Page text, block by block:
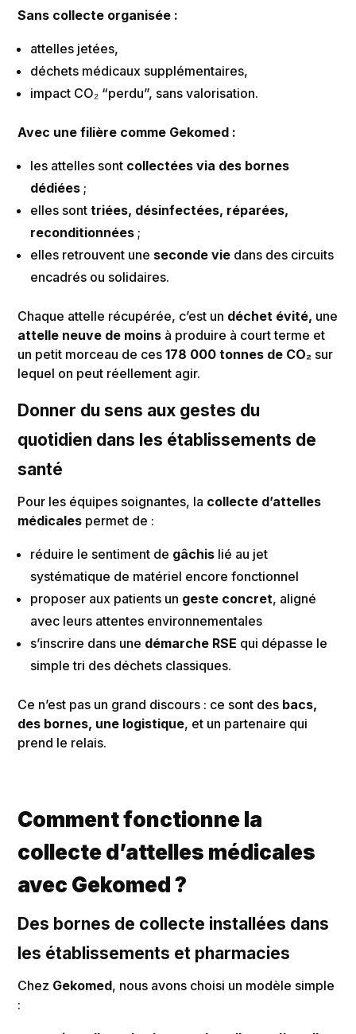
Sans collecte organisée :
attelles jetées,
déchets médicaux supplémentaires,
impact CO₂ “perdu”, sans valorisation.
Avec une filière comme Gekomed :
les attelles sont collectées via des bornes
dédiées ;
elles sonttriées, désinfectées, réparées,
reconditionnées ;
elles retrouvent une seconde vie dans des circuits
encadrés ou solidaires.
Chaque attelle récupérée, c’est un déchet évité, une
attelle neuve de moins à produire à court terme et
un petit morceau de ces178 000 tonnes de CO₂ sur
lequel on peut réellement agir.
Donner du sens aux gestes du
quotidien dans les établissements de
santé
Pour les équipes soignantes, la collecte d’attelles
médicales permet de :
réduire le sentiment de gâchis lié au jet
systématique de matériel encore fonctionnel
proposer aux patients un geste concret, aligné
avec leurs attentes environnementales
s’inscrire dans une démarche RSE qui dépasse le
simple tri des déchets classiques.
Ce n’est pas un grand discours : ce sont des bacs,
des bornes, une logistique, et un partenaire qui
prend le relais.
Comment fonctionne la
collecte d’attelles médicales
avec Gekomed ?
Des bornes de collecte installées dans
les établissements et pharmacies
Chez Gekomed, nous avons choisi un modèle simple
: